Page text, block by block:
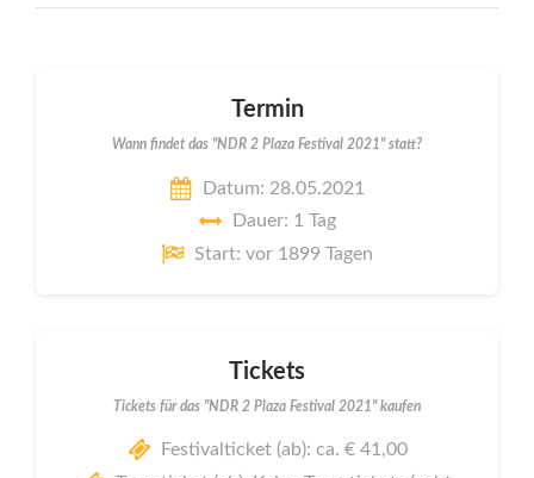
Termin
Wann findet das "NDR 2 Plaza Festival 2021" statt?
Datum: 28.05.2021
Dauer: 1 Tag
Start: vor 1899 Tagen
Tickets
Tickets für das "NDR 2 Plaza Festival 2021" kaufen
Festivalticket (ab): ca. € 41,00